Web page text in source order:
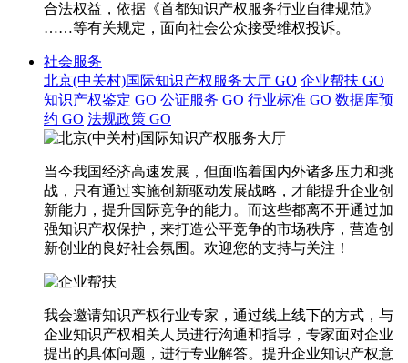
合法权益，依据《首都知识产权服务行业自律规范》
……等有关规定，面向社会公众接受维权投诉。
社会服务
北京(中关村)国际知识产权服务大厅 GO 企业帮扶 GO
知识产权鉴定 GO 公证服务 GO 行业标准 GO 数据库预
约 GO 法规政策 GO
当今我国经济高速发展，但面临着国内外诸多压力和挑
战，只有通过实施创新驱动发展战略，才能提升企业创
新能力，提升国际竞争的能力。而这些都离不开通过加
强知识产权保护，来打造公平竞争的市场秩序，营造创
新创业的良好社会氛围。欢迎您的支持与关注！
我会邀请知识产权行业专家，通过线上线下的方式，与
企业知识产权相关人员进行沟通和指导，专家面对企业
提出的具体问题，进行专业解答。提升企业知识产权意